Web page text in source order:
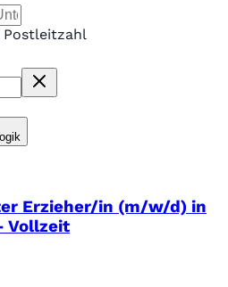
Postleitzahl
Erzieher/in (m/w/d) in
Vollzeit